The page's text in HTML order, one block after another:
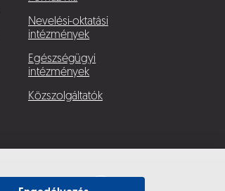
Nevelési-oktatási
intézmények
Egészségügyi
intézmények
Közszolgáltatók